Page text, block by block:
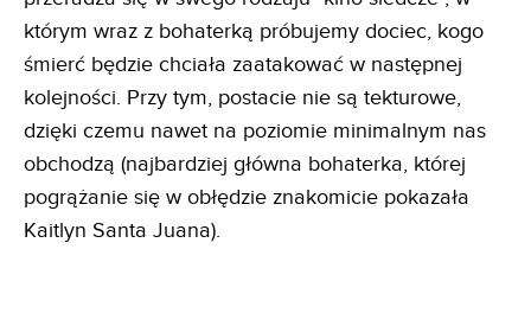
którym wraz z bohaterką próbujemy dociec, kogo
śmierć będzie chciała zaatakować w następnej
kolejności. Przy tym, postacie nie są tekturowe,
dzięki czemu nawet na poziomie minimalnym nas
obchodzą (najbardziej główna bohaterka, której
pogrążanie się w obłędzie znakomicie pokazała
Kaitlyn Santa Juana).